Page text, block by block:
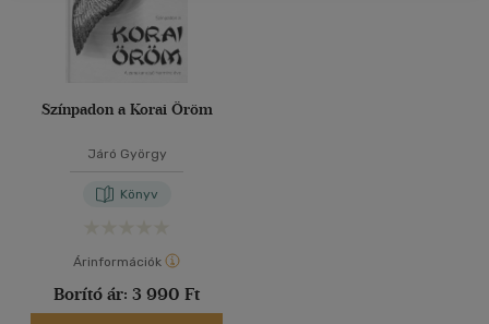
Színpadon a Korai Öröm
Járó György
Könyv
Árinformációk
Borító ár: 3 990 Ft